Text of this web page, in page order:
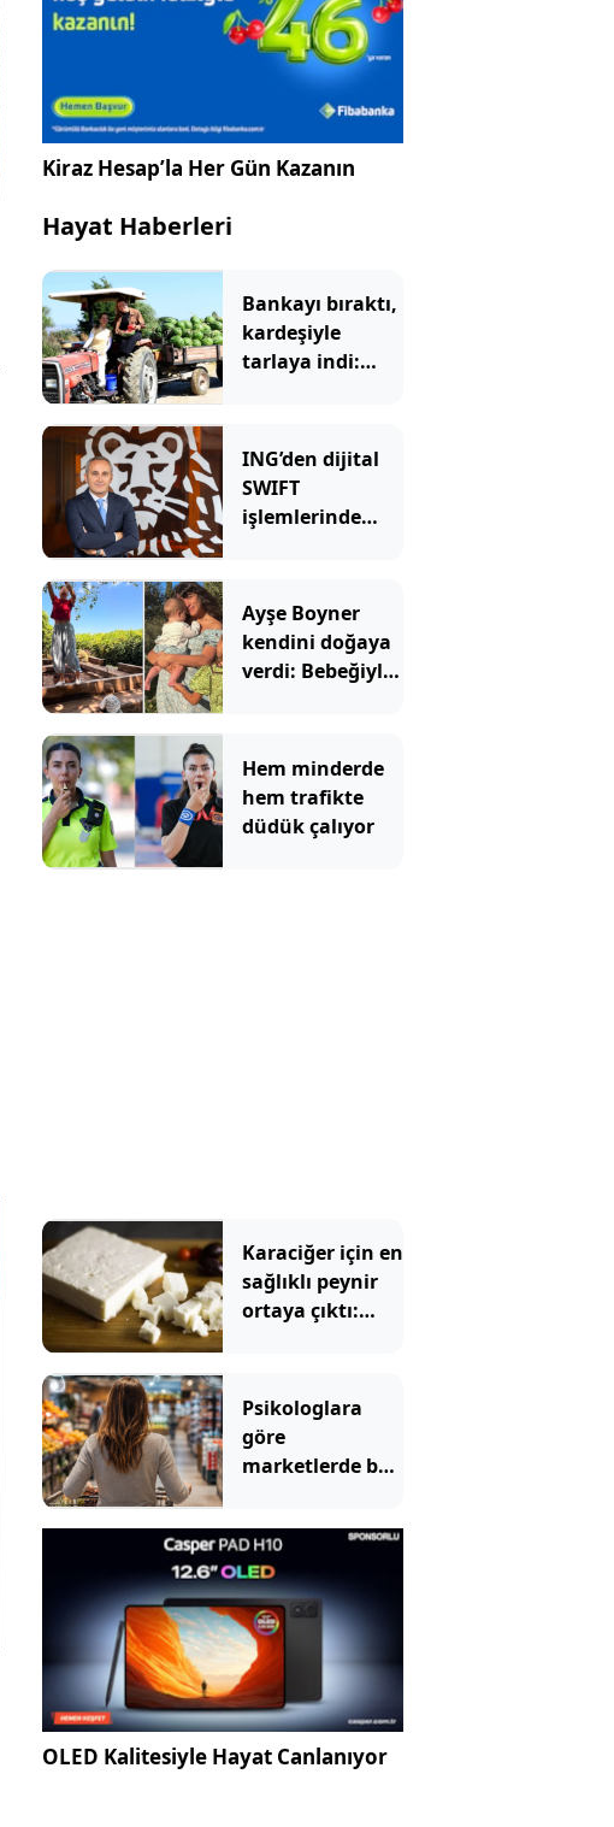
Kiraz Hesap’la Her Gün Kazanın
Hayat Haberleri
Bankayı bıraktı,
kardeşiyle
tarlaya indi:
ING’den dijital
SWIFT
işlemlerinde
Ayşe Boyner
kendini doğaya
verdi: Bebeğiyle
Hem minderde
hem trafikte
düdük çalıyor
Karaciğer için en
sağlıklı peynir
ortaya çıktı:
Psikologlara
göre
marketlerde bu
çalıyormuş
OLED Kalitesiyle Hayat Canlanıyor